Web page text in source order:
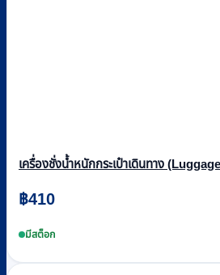
เครื่องชั่งน้ำหนักกระเป๋าเดินทาง
฿410
มีสต็อก